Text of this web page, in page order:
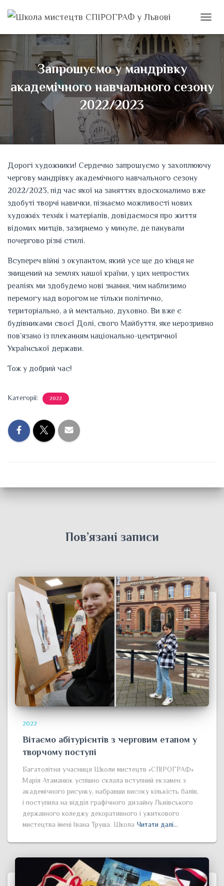
Запрошуємо у мандрівку
академічного навчального сезону
2022/2023
Дорогі художники! Сердечно запрошуємо у захоплюючу
чергову мандрівку академічного навчального сезону
2022/2023, під час якої на заняттях вдосконалимо вже
здобуті творчі навички, пізнаємо можливості нових
художніх технік і матеріалів, довідаємося про життя
відомих митців, зазирнемо у минуле, де панували
почергово різні стилі.
Всупереч війні з окупантом, який усе ще до кінця не
знищений на землях нашої країни, у цих непростих
реаліях ми здобудемо нові знання, чим наблизимо
перемогу над ворогом не тільки політично,
територіально, а й ментально, духовно. Ви вже є
будівниками своєї Долі, свого Майбуття, яке нерозривно
пов’язано із плеканням національно-центричної
Української держави.
Тож у добрий час!
Категорії: 2022
Пов’язані записи
2022
Вітаємо абітурієнтів з черговим етапом у
творчому поступі
Багатолітня учасниця Школи мистецтв «СПІРОГРАФ»
Марія Атаманюк успішно склала вступний екзамен з
академічного рисунку, набравши високу кількість балів,
і поступила на відділ графічного дизайну Львівського
державного коледжу декоративного і ужиткового
мистецтва імені Івана Труша. Школа Читати далі…